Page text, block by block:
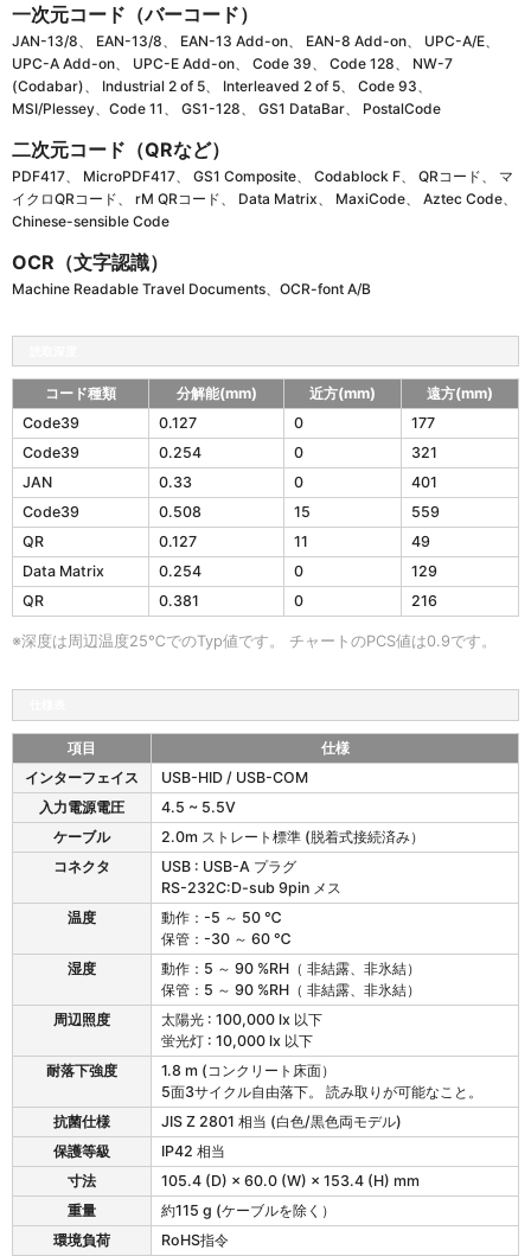
一次元コード（バーコード）
JAN-13/8、 EAN-13/8、 EAN-13 Add-on、 EAN-8 Add-on、 UPC-A/E、
UPC-A Add-on、 UPC-E Add-on、 Code 39、 Code 128、 NW-7
(Codabar)、 Industrial 2 of 5、 Interleaved 2 of 5、 Code 93、
MSI/Plessey、Code 11、 GS1-128、 GS1 DataBar、 PostalCode
二次元コード（QRなど）
PDF417、 MicroPDF417、 GS1 Composite、 Codablock F、 QRコード、 マ
イクロQRコード、 rM QRコード、 Data Matrix、 MaxiCode、 Aztec Code、
Chinese-sensible Code
OCR（文字認識）
Machine Readable Travel Documents、OCR-font A/B
-
X
S
の
読
取
深
度
コード種類 分解能(mm) 近方(mm)
遠方(mm)
Code39
0.127 0
177
Code39
0.254 0
321
JAN
0.33 0
401
Code39
0.508 15
559
QR
0.127 11
49
Data Matrix
0.254 0
129
QR
0.381 0 216
※深度は周辺温度25℃でのTyp値です。 チャートのPCS値は0.9です。
-
X
の
項目
仕様
インターフェイス
USB-HID / USB-COM
入力電源電圧
4.5 ~ 5.5V
ケーブル
2.0m ストレート標準 (脱着式接続済み）
コネクタ
USB : USB-A プラグ
RS-232C:D-sub 9pin メス
温度
動作：-5 ～ 50 ℃
保管：-30 ～ 60 ℃
湿度
動作：5 ～ 90 %RH（ 非結露、非氷結）
保管：5 ～ 90 %RH（ 非結露、非氷結）
周辺照度
太陽光 : 100,000 lx 以下
蛍光灯 : 10,000 lx 以下
耐落下強度
1.8 m (コンクリート床面）
5面3サイクル自由落下。 読み取りが可能なこと。
抗菌仕様
JIS Z 2801 相当 (白色/黒色両モデル)
保護等級
IP42 相当
寸法
105.4 (D) × 60.0 (W) × 153.4 (H) mm
重量
約115 g (ケーブルを除く）
環境負荷
RoHS指令